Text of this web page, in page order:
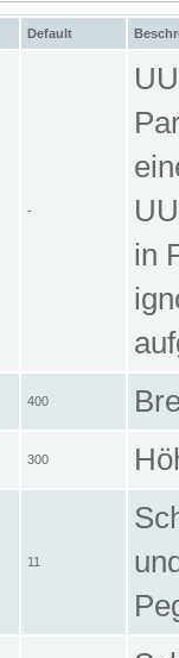
Default
-
in
400
300
11